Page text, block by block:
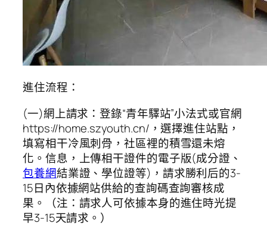
進住流程：
(一)網上請求：登錄“青年驛站”小法式或官網
https://home.szyouth.cn/，選擇進住站點，
填寫相干冷風刺骨，社區裡的積雪還未熔
化。信息，上傳相干證件的電子版(成分證、
包養網結業證、學位證等)，請求勝利后的3-
15日內依據網站供給的查詢碼查詢審核成
果。（注：請求人可依據本身的進住時光提
早3-15天請求。）